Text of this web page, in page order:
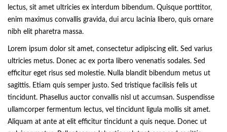
lectus, sit amet ultricies ex interdum bibendum. Quisque porttitor,
enim maximus convallis gravida, dui arcu lacinia libero, quis ornare
nibh elit pharetra massa.
Lorem ipsum dolor sit amet, consectetur adipiscing elit. Sed varius
ultricies metus. Donec ac ex porta libero venenatis sodales. Sed
efficitur eget risus sed molestie. Nulla blandit bibendum metus ut
sagittis. Etiam quis semper justo. Sed tristique facilisis felis ut
tincidunt. Phasellus auctor convallis nisl ut accumsan. Suspendisse
ullamcorper fermentum lectus, vel tincidunt ligula mollis sit amet.
Aliquam at ante at elit efficitur tincidunt a quis neque. Donec ut